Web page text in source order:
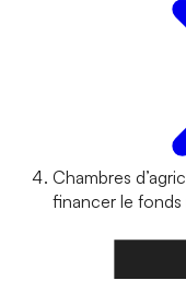
Chambres
financer le fonds